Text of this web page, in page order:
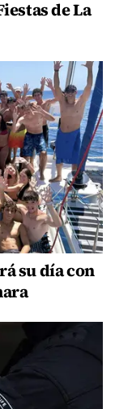
de La
su día con